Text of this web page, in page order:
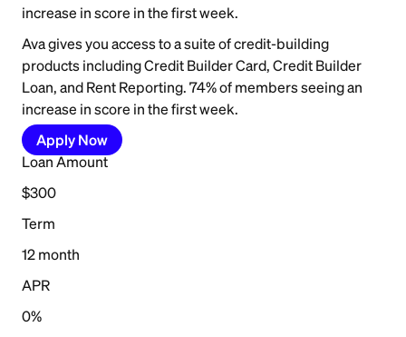
increase in score in the first week.
Ava gives you access to a suite of credit-building
products including Credit Builder Card, Credit Builder
Loan, and Rent Reporting. 74% of members seeing an
increase in score in the first week.
Apply Now
Loan Amount
$300
Term
12 month
APR
0%